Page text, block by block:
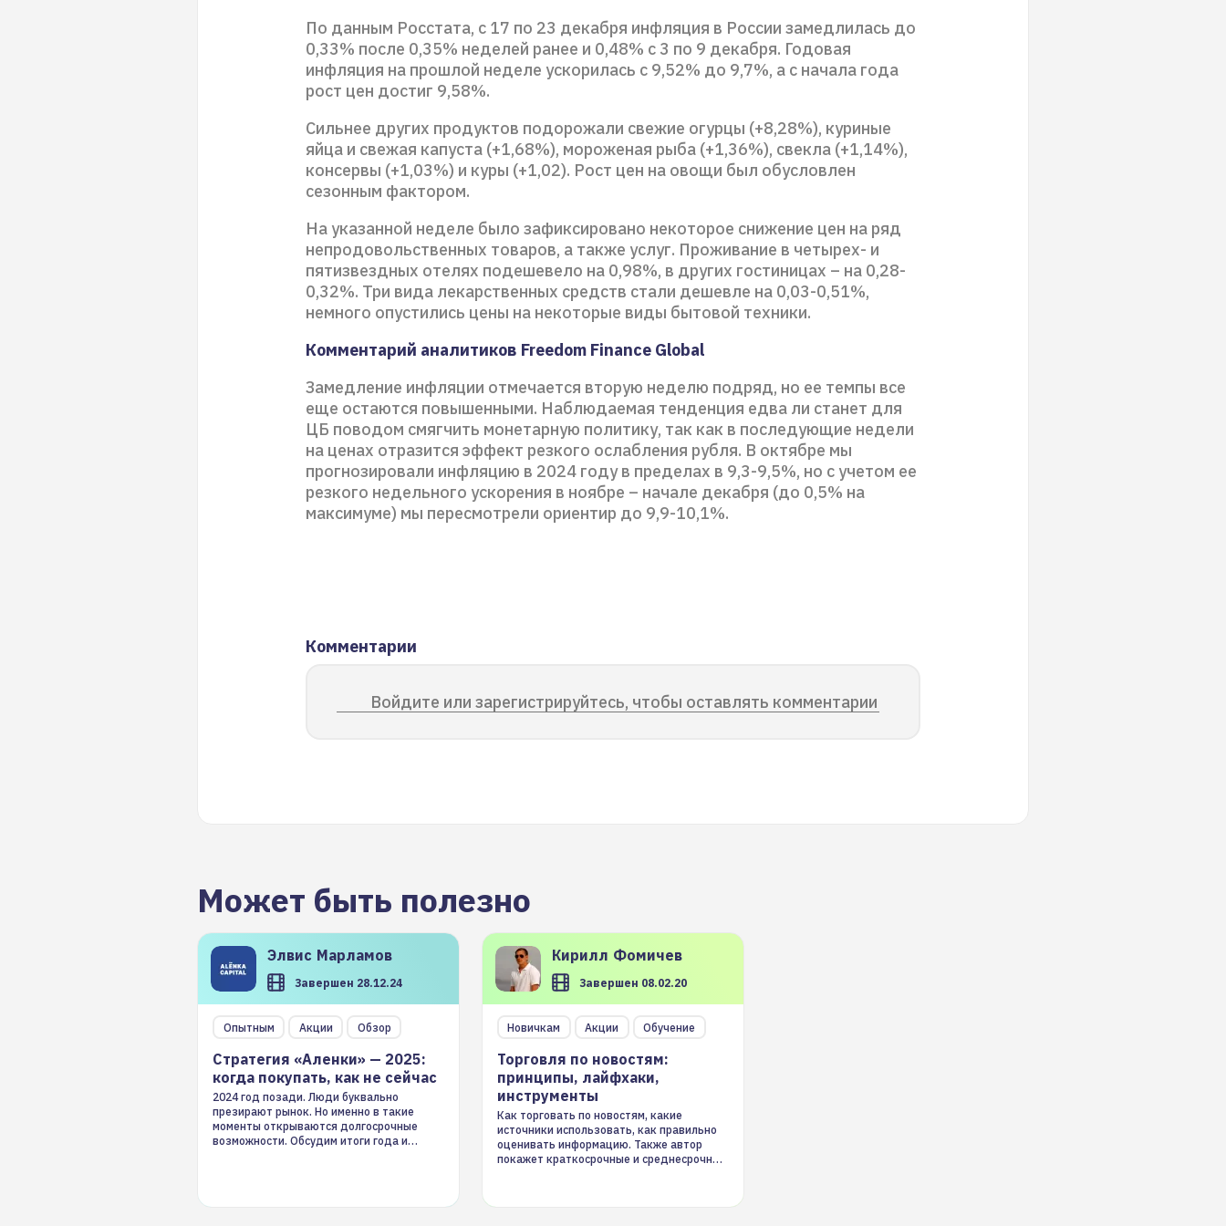
По данным Росстата, с 17 по 23 декабря инфляция в России замедлилась до
0,33% после 0,35% неделей ранее и 0,48% с 3 по 9 декабря. Годовая
инфляция на прошлой неделе ускорилась с 9,52% до 9,7%, а с начала года
рост цен достиг 9,58%.
Сильнее других продуктов подорожали свежие огурцы (+8,28%), куриные
яйца и свежая капуста (+1,68%), мороженая рыба (+1,36%), свекла (+1,14%),
консервы (+1,03%) и куры (+1,02). Рост цен на овощи был обусловлен
сезонным фактором.
На указанной неделе было зафиксировано некоторое снижение цен на ряд
непродовольственных товаров, а также услуг. Проживание в четырех- и
пятизвездных отелях подешевело на 0,98%, в других гостиницах – на 0,28-
0,32%. Три вида лекарственных средств стали дешевле на 0,03-0,51%,
немного опустились цены на некоторые виды бытовой техники.
Комментарий аналитиков Freedom Finance Global
Замедление инфляции отмечается вторую неделю подряд, но ее темпы все
еще остаются повышенными. Наблюдаемая тенденция едва ли станет для
ЦБ поводом смягчить монетарную политику, так как в последующие недели
на ценах отразится эффект резкого ослабления рубля. В октябре мы
прогнозировали инфляцию в 2024 году в пределах в 9,3-9,5%, но с учетом ее
резкого недельного ускорения в ноябре – начале декабря (до 0,5% на
максимуме) мы пересмотрели ориентир до 9,9-10,1%.
Комментарии
Войдите или зарегистрируйтесь, чтобы оставлять комментарии
Может быть полезно
Элвис Марламов
Завершен 28.12.24
Опытным Акции Обзор
Стратегия «Аленки» — 2025:
когда покупать, как не сейчас
2024 год позади. Люди буквально
презирают рынок. Но именно в такие
моменты открываются долгосрочные
возможности. Обсудим итоги года и
Кирилл Фомичев
Завершен 08.02.20
Новичкам Акции Обучение
Торговля по новостям:
принципы, лайфхаки,
инструменты
Как торговать по новостям, какие
источники использовать, как правильно
оценивать информацию. Также автор
покажет краткосрочные и среднесрочные